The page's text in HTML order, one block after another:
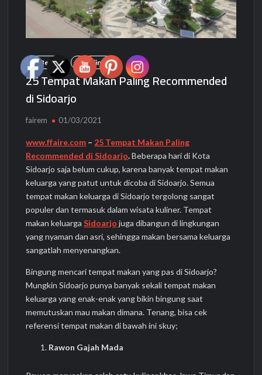
Berita Kuliner
25 Tempat Makan Paling Recommended
di Sidoarjo
fairem 01/03/2021
www.ffaire.com – 25 Tempat Makan Paling
Recommended di Sidoarjo.Beberapa hari di Kota
Sidoarjo saja belum cukup, karena banyak tempat makan
keluarga yang patut untuk dicoba di Sidoarjo. Semua
tempat makan keluarga di Sidoarjo tergolong sangat
populer dan termasuk dalam wisata kuliner. Tempat
makan keluargaSidoarjo juga dibangun di lingkungan
yang nyaman dan asri, sehingga makan bersama keluarga
sangatlah menyenangkan.
Bingung mencari tempat makan yang pas di Sidoarjo?
Mungkin Sidoarjo punya banyak sekali tempat makan
keluarga yang enak-enak yang bikin bingung saat
memutuskan mau makan dimana. Tenang, bisa cek
referensi tempat makan di bawah ini skuy;
Rawon Gajah Mada